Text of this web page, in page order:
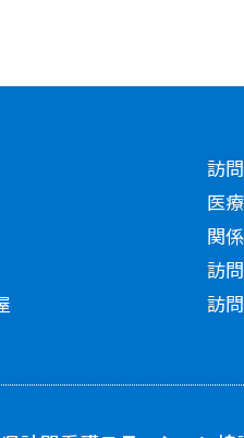
訪
医
関
訪
訪